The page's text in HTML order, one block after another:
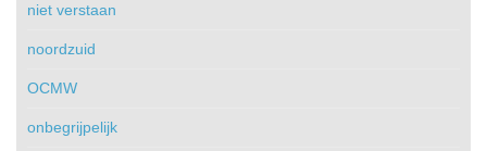
niet verstaan
noordzuid
OCMW
onbegrijpelijk